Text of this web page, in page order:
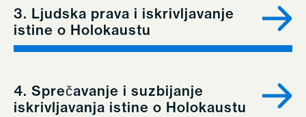
3. Ljudska prava i iskrivljavanje
istine o Holokaustu
4. Sprečavanje i suzbijanje
iskrivljavanja istine o Holokaustu